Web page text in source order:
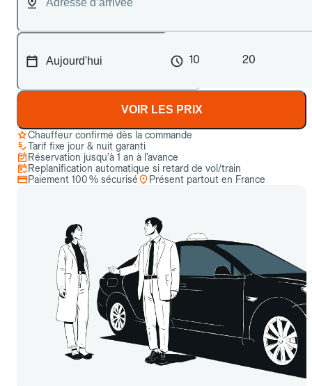
10 20
VOIR LES PRIX
Chauffeur confirmé dès la commande
Tarif fixe jour & nuit garanti
Réservation jusqu’à 1 an à l’avance
Replanification automatique si retard de vol/train
Paiement 100 % sécurisé
Présent partout en France